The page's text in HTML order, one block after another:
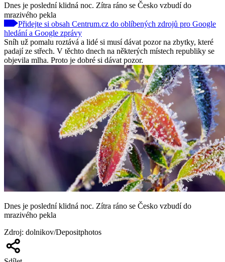
Dnes je poslední klidná noc. Zítra ráno se Česko vzbudí do
mrazivého pekla
Přidejte si obsah Centrum.cz do oblíbených zdrojů pro Google
hledání a Google zprávy
Sníh už pomalu roztává a lidé si musí dávat pozor na zbytky, které
padají ze střech. V těchto dnech na některých místech republiky se
objevila mlha. Proto je dobré si dávat pozor.
Dnes je poslední klidná noc. Zítra ráno se Česko vzbudí do
mrazivého pekla
Zdroj: dolnikov/Depositphotos